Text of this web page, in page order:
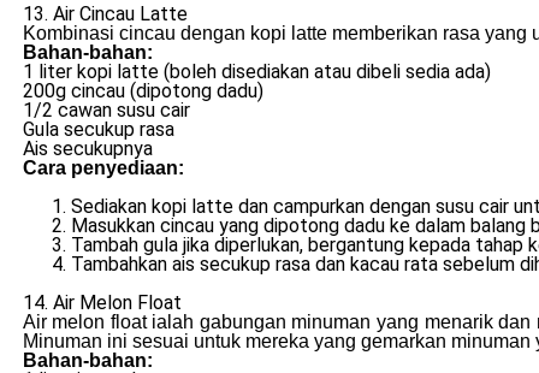
13. Air Cincau Latte
Kombinasi cincau dengan kopi latte memberikan rasa
Bahan-bahan:
1 liter kopi latte (boleh disediakan atau dibeli sedia ada)
200g cincau (dipotong dadu)
1/2 cawan susu cair
Gula secukup rasa
Ais secukupnya
Cara penyediaan:
Sediakan kopi latte dan campurkan dengan susu cair
Masukkan cincau yang dipotong dadu ke dalam balang
Tambah gula jika diperlukan, bergantung kepada tahap
Tambahkan ais secukup rasa dan kacau rata sebelum
14. Air Melon Float
Air melon float ialah gabungan minuman yang menarik
Minuman ini sesuai untuk mereka yang gemarkan
Bahan-bahan: